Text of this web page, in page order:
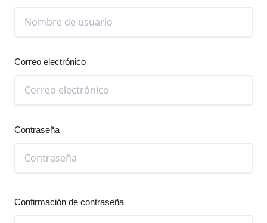
Correo electrónico
Contraseña
Confirmación de contraseña